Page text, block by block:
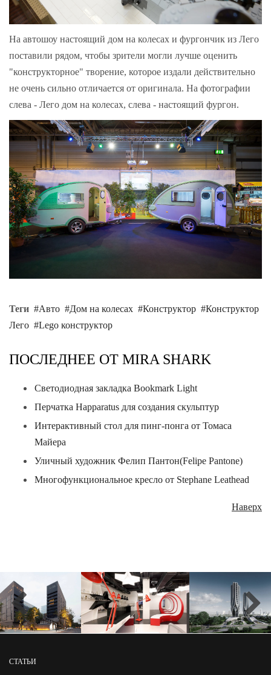
На автошоу настоящий дом на колесах и фургончик из Лего
поставили рядом, чтобы зрители могли лучше оценить
"конструкторное" творение, которое издали действительно
не очень сильно отличается от оригинала. На фотографии
слева - Лего дом на колесах, слева - настоящий фургон.
Теги Авто Дом на колесах Конструктор
Конструктор
Лего
Lego конструктор
ПОСЛЕДНЕЕ ОТ MIRA SHARK
Светодиодная закладка Bookmark Light
Перчатка Happaratus для создания скульптур
Интерактивный стол для пинг-понга от Томаса
Майера
Уличный художник Фелип Пантон(Felipe Pantone)
Многофункциональное кресло от Stephane Leathead
Наверх
СТАТЬИ